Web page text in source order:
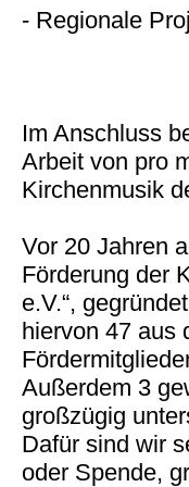
- Regionale
Im Anschluss
Arbeit von pro
Kirchenmusik
Vor 20 Jahren
Förderung der
e.V.“,
hiervon 47 aus
Außerdem 3
großzügig
Dafür sind wir
oder Spende,